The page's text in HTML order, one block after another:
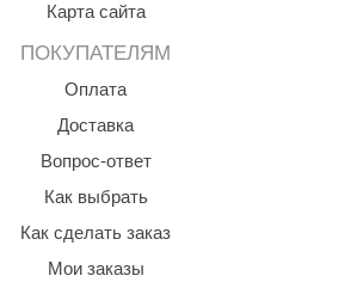
Карта сайта
ПОКУПАТЕЛЯМ
Оплата
Доставка
Вопрос-ответ
Как выбрать
Как сделать заказ
Мои заказы